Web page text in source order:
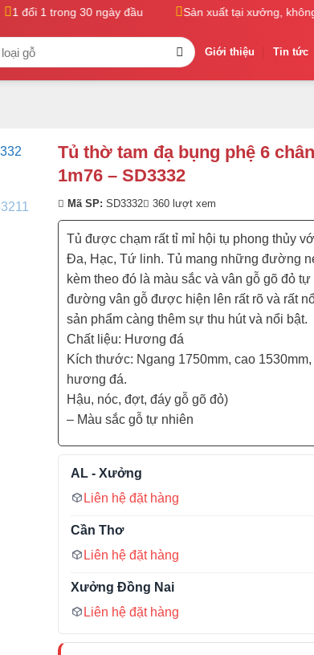
1 đổi 1 trong 30 ngày đầu Sản xuất tại xưởng, không
Giới thiệu Tin tức
Tủ thờ tam đạ bụng phệ 6
1m76 – SD3332
Mã SP: SD3332 360 lượt xem
Tủ được chạm rất tỉ mỉ hội tụ phong thủy
Đa, Hạc, Tứ linh. Tủ mang những đường
kèm theo đó là màu sắc và vân gỗ gõ đỏ
đường vân gỗ được hiện lên rất rõ và rất
sản phẩm càng thêm sự thu hút và nổi bật.
Chất liệu: Hương đá
Kích thước: Ngang 1750mm, cao
hương đá.
Hậu, nóc, đợt, đáy gỗ gõ đỏ)
– Màu sắc gỗ tự nhiên
AL - Xưởng
Liên hệ đặt hàng
Cần Thơ
Liên hệ đặt hàng
Xưởng Đồng Nai
Liên hệ đặt hàng